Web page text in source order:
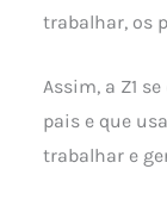
trabalhar, os
Assim, a Z1
pais e que
trabalhar e